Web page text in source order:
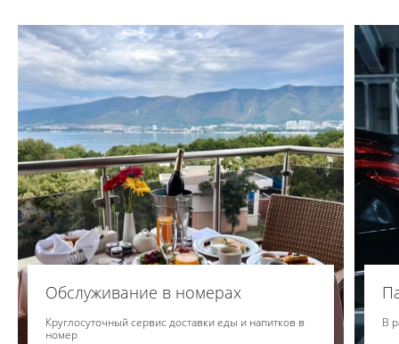
Обслуживание в номерах
Круглосуточный сервис доставки еды и напитков в
номер
В